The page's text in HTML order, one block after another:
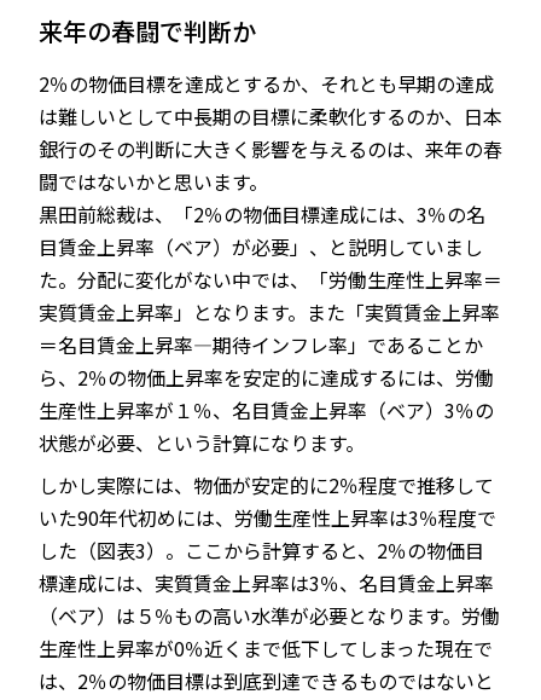
来年の春闘で判断か
2％の物価目標を達成とするか、それとも早期の達成
は難しいとして中長期の目標に柔軟化するのか、日本
銀行のその判断に大きく影響を与えるのは、来年の春
闘ではないかと思います。
黒田前総裁は、「2％の物価目標達成には、3％の名
目賃金上昇率（ベア）が必要」、と説明していまし
た。分配に変化がない中では、「労働生産性上昇率＝
実質賃金上昇率」となります。また「実質賃金上昇率
＝名目賃金上昇率—期待インフレ率」であることか
ら、2％の物価上昇率を安定的に達成するには、労働
生産性上昇率が１％、名目賃金上昇率（ベア）3％の
状態が必要、という計算になります。
しかし実際には、物価が安定的に2％程度で推移して
いた90年代初めには、労働生産性上昇率は3％程度で
した（図表3）。ここから計算すると、2％の物価目
標達成には、実質賃金上昇率は3％、名目賃金上昇率
（ベア）は５％もの高い水準が必要となります。労働
生産性上昇率が0％近くまで低下してしまった現在で
は、2％の物価目標は到底到達できるものではないと